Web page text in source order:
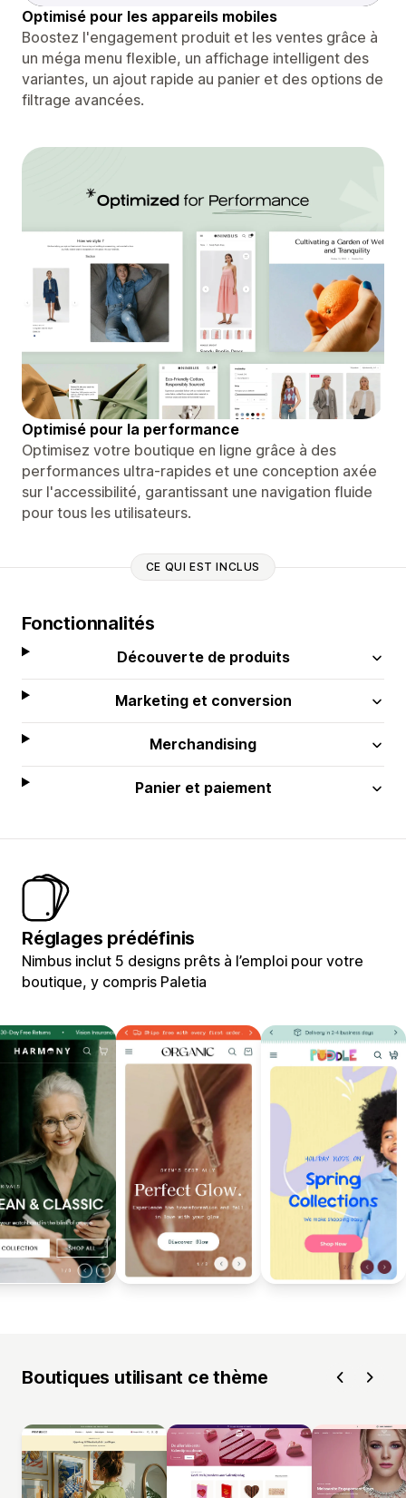
Optimisé pour les appareils mobiles
Boostez l'engagement produit et les ventes grâce à
un méga menu flexible, un affichage intelligent des
variantes, un ajout rapide au panier et des options de
filtrage avancées.
Optimisé pour la performance
Optimisez votre boutique en ligne grâce à des
performances ultra-rapides et une conception axée
sur l'accessibilité, garantissant une navigation fluide
pour tous les utilisateurs.
CE QUI EST INCLUS
Fonctionnalités
Découverte de produits
Marketing et conversion
Merchandising
Panier et paiement
Réglages prédéfinis
Nimbus inclut 5 designs prêts à l’emploi pour votre
boutique, y compris Paletia
Boutiques utilisant ce thème